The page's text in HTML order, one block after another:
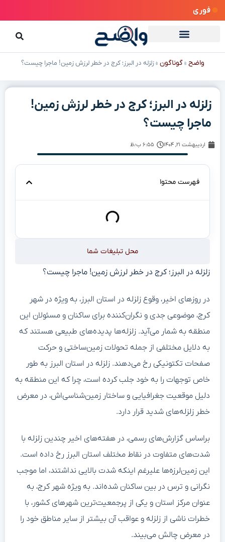
فوری
واضح »گوناگون »زلزله در البرز؛ کرج در خطر لرزش زمین! ماجرا چیست؟
زلزله در البرز؛ کرج در خطر لرزش زمین!
ماجرا چیست؟
اردیبهشت ۲۱, ۱۴۰۴ ۶:۵۵ ب٫ظ
فهرست محتوا
محل تبلیغات شما
زلزله در البرز؛ کرج در خطر لرزش زمین! ماجرا چیست؟
در روزهای اخیر، وقوع زلزله در استان البرز، به ویژه در شهر
کرج، موضوعی جدی و نگران‌کننده برای ساکنان و مسئولان این
منطقه به شمار می‌آید. زلزله‌ها پدیده‌های طبیعی هستند که
به دلایل مختلفی از جمله تحولات زمین‌ساختی و حرکت
صفحات تکتونیکی رخ می‌دهند. زلزله در استان البرز به طور
خاص توجهات را به خود جلب کرده است، چرا که این منطقه به
دلیل موقعیت جغرافیایی و ساختار زمین‌شناسی‌اش، در معرض
خطر زلزله‌های شدید قرار دارد.
براساس گزارش‌های رسمی، در هفته‌های اخیر چندین زلزله با
شدت‌های متفاوت در نقاط مختلف استان البرز رخ داده است.
این زمین‌لرزه‌ها علیرغم اینکه شدت بالایی نداشتند، اما موجب
نگرانی و ترس در بین ساکنان شده‌اند. به ویژه شهر کرج، به
عنوان مرکز استان و یکی از پرجمعیت‌ترین شهرهای کشور، با
خطرات ناشی از زلزله و عواقب آن بیشتر از سایر مناطق خود را
در معرض چالش می‌بیند.